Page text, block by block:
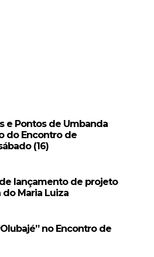
e Pontos de Umbanda
do Encontro de
(16)
lançamento de projeto
Maria Luiza
no Encontro de